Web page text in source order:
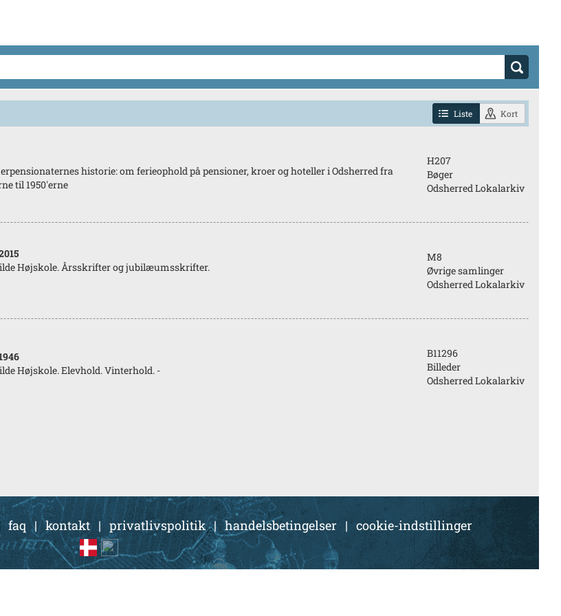
Liste Kort
historie: om ferieophold på pensioner, kroer og hoteller i Odsherred fra
til 1950'erne
H207
Bøger
Odsherred Lokalarkiv
Højskole. Årsskrifter og jubilæumsskrifter.
M8
Øvrige samlinger
Odsherred Lokalarkiv
Højskole. Elevhold. Vinterhold. -
B11296
Billeder
Odsherred Lokalarkiv
faq |kontakt| privatlivspolitik|handelsbetingelser | cookie-indstillinger